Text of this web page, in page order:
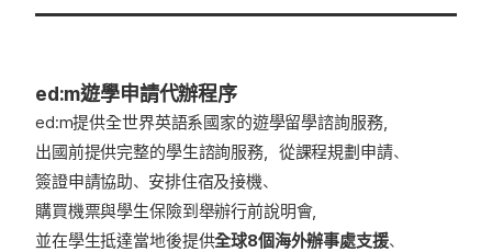
ed:m遊學申請代辦程序
ed:m提供全世界英語系國家的遊學留學諮詢服務，
出國前提供完整的學生諮詢服務，從課程規劃申請、
簽證申請協助、安排住宿及接機、
購買機票與學生保險到舉辦行前說明會，
並在學生抵達當地後提供全球8個海外辦事處支援、